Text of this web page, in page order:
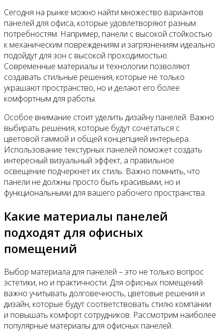
Сегодня на рынке можно найти множество вариантов
панелей для офиса, которые удовлетворяют разным
потребностям. Например, панели с высокой стойкостью
к механическим повреждениям и загрязнениям идеально
подойдут для зон с высокой проходимостью.
Современные материалы и технологии позволяют
создавать стильные решения, которые не только
украшают пространство, но и делают его более
комфортным для работы.
Особое внимание стоит уделить дизайну панелей. Важно
выбирать решения, которые будут сочетаться с
цветовой гаммой и общей концепцией интерьера.
Использование текстурных панелей поможет создать
интересный визуальный эффект, а правильное
освещение подчеркнет их стиль. Важно помнить, что
панели не должны просто быть красивыми, но и
функциональными для вашего рабочего пространства.
Какие материалы панелей
подходят для офисных
помещений
Выбор материала для панелей – это не только вопрос
эстетики, но и практичности. Для офисных помещений
важно учитывать долговечность, цветовые решения и
дизайн, которые будут соответствовать стилю компании
и повышать комфорт сотрудников. Рассмотрим наиболее
популярные материалы для офисных панелей.